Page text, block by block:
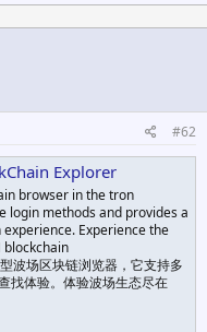
#62
Explorer
browser in the tron
login methods and provides a
Experience the
blockchain
波场区块链浏览器，它支持多
找体验。体验波场生态尽在